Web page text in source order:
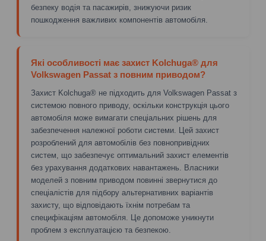
безпеку водія та пасажирів, знижуючи ризик
пошкодження важливих компонентів автомобіля.
Які особливості має захист Kolchuga® для
Volkswagen Passat з повним приводом?
Захист Kolchuga® не підходить для Volkswagen Passat з
системою повного приводу, оскільки конструкція цього
автомобіля може вимагати спеціальних рішень для
забезпечення належної роботи системи. Цей захист
розроблений для автомобілів без повнопривідних
систем, що забезпечує оптимальний захист елементів
без урахування додаткових навантажень. Власники
моделей з повним приводом повинні звернутися до
спеціалістів для підбору альтернативних варіантів
захисту, що відповідають їхнім потребам та
специфікаціям автомобіля. Це допоможе уникнути
проблем з експлуатацією та безпекою.